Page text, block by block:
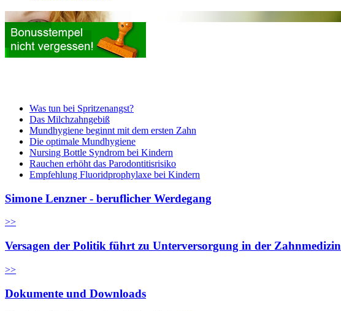
Was tun bei Spritzenangst?
Das Milchzahngebiß
Mundhygiene beginnt mit dem ersten Zahn
Die optimale Mundhygiene
Nursing Bottle Syndrom bei Kindern
Rauchen erhöht das Parodontitisrisiko
Empfehlung Fluoridprophylaxe bei Kindern
Simone Lenzner - beruflicher Werdegang
>>
Versagen der Politik führt zu Unterversorgung in der Zahnmedizin
>>
Dokumente und Downloads